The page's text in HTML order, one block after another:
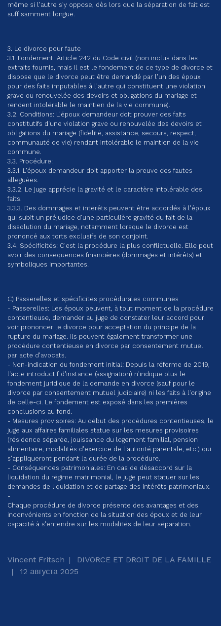
même si l'autre s'y oppose, dès lors que la séparation de fait est
suffisamment longue.
3. Le divorce pour faute
3.1. Fondement: Article 242 du Code civil (non inclus dans les
extraits fournis, mais il est le fondement de ce type de divorce et
dispose que le divorce peut être demandé par l'un des époux
pour des faits imputables à l'autre qui constituent une violation
grave ou renouvelée des devoirs et obligations du mariage et
rendent intolérable le maintien de la vie commune).
3.2. Conditions: L'époux demandeur doit prouver des faits
constitutifs d'une violation grave ou renouvelée des devoirs et
obligations du mariage (fidélité, assistance, secours, respect,
communauté de vie) rendant intolérable le maintien de la vie
commune.
3.3. Procédure:
3.3.1. L'époux demandeur doit apporter la preuve des fautes
alléguées.
3.3.2. Le juge apprécie la gravité et le caractère intolérable des
faits.
3.3.3. Des dommages et intérêts peuvent être accordés à l'époux
qui subit un préjudice d'une particulière gravité du fait de la
dissolution du mariage, notamment lorsque le divorce est
prononcé aux torts exclusifs de son conjoint.
3.4. Spécificités: C'est la procédure la plus conflictuelle. Elle peut
avoir des conséquences financières (dommages et intérêts) et
symboliques importantes.
C) Passerelles et spécificités procédurales communes
- Passerelles: Les époux peuvent, à tout moment de la procédure
contentieuse, demander au juge de constater leur accord pour
voir prononcer le divorce pour acceptation du principe de la
rupture du mariage. Ils peuvent également transformer une
procédure contentieuse en divorce par consentement mutuel
par acte d'avocats.
- Non-indication du fondement initial: Depuis la réforme de 2019,
l'acte introductif d'instance (assignation) n'indique plus le
fondement juridique de la demande en divorce (sauf pour le
divorce par consentement mutuel judiciaire) ni les faits à l'origine
de celle-ci. Le fondement est exposé dans les premières
conclusions au fond.
- Mesures provisoires: Au début des procédures contentieuses, le
juge aux affaires familiales statue sur les mesures provisoires
(résidence séparée, jouissance du logement familial, pension
alimentaire, modalités d'exercice de l'autorité parentale, etc.) qui
s'appliqueront pendant la durée de la procédure.
- Conséquences patrimoniales: En cas de désaccord sur la
liquidation du régime matrimonial, le juge peut statuer sur les
demandes de liquidation et de partage des intérêts patrimoniaux.
-
Chaque procédure de divorce présente des avantages et des
inconvénients en fonction de la situation des époux et de leur
capacité à s'entendre sur les modalités de leur séparation.
Vincent Fritsch
DIVORCE ET DROIT DE LA FAMILLE
12 августа 2025